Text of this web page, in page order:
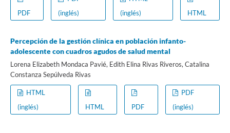
PDF
(inglés)
(inglés)
HTML
Percepción de la gestión clínica en población infanto-
adolescente con cuadros agudos de salud mental
Lorena Elizabeth Mondaca Pavié, Edith Elina Rivas Riveros, Catalina
Constanza Sepúlveda Rivas
HTML
(inglés)
HTML PDF
PDF
(inglés)